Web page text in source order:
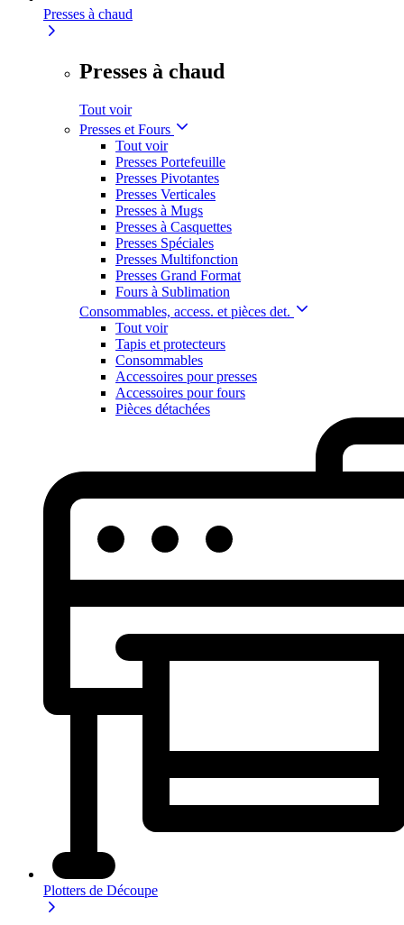
Presses à chaud
Presses à chaud
Tout voir
Presses et Fours
Tout voir
Presses Portefeuille
Presses Pivotantes
Presses Verticales
Presses à Mugs
Presses à Casquettes
Presses Spéciales
Presses Multifonction
Presses Grand Format
Fours à Sublimation
Consommables, access. et pièces det.
Tout voir
Tapis et protecteurs
Consommables
Accessoires pour presses
Accessoires pour fours
Pièces détachées
Plotters de Découpe